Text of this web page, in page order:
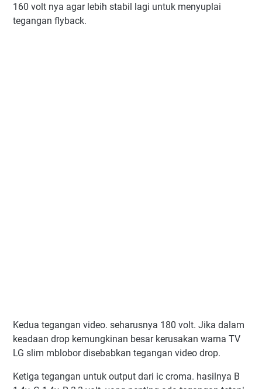
160 volt nya agar lebih stabil lagi untuk menyuplai
tegangan flyback.
Kedua tegangan video. seharusnya 180 volt. Jika dalam
keadaan drop kemungkinan besar kerusakan warna TV
LG slim mblobor disebabkan tegangan video drop.
Ketiga tegangan untuk output dari ic croma. hasilnya B